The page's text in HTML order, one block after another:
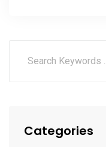
Categories